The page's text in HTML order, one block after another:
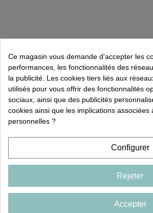
Ce magasin vous demande d'accepter les
performances, les fonctionnalités des
la publicité. Les cookies tiers liés aux
utilisés pour vous offrir des fonctionnalités
sociaux, ainsi que des publicités
cookies ainsi que les implications
personnelles ?
Configurer
Rejeter
Accepter